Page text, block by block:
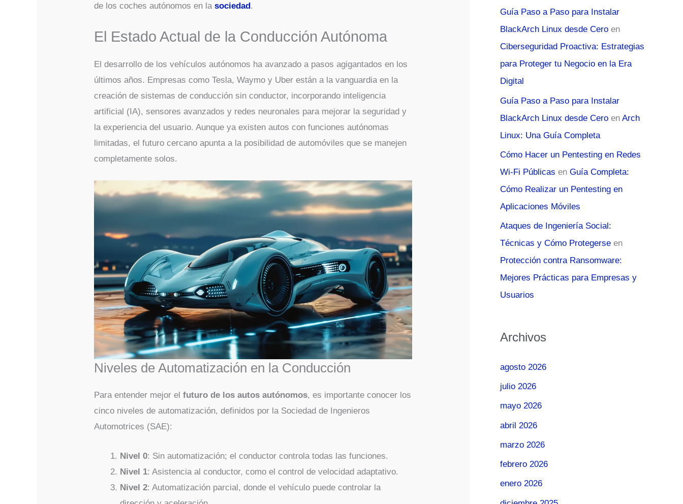
de los coches autónomos en lasociedad.
El Estado Actual de la Conducción Autónoma
El desarrollo de los vehículos autónomos ha avanzado a pasos agigantados en los
últimos años. Empresas como Tesla, Waymo y Uber están a la vanguardia en la
creación de sistemas de conducción sin conductor, incorporando inteligencia
artificial (IA), sensores avanzados y redes neuronales para mejorar la seguridad y
la experiencia del usuario. Aunque ya existen autos con funciones autónomas
limitadas, el futuro cercano apunta a la posibilidad de automóviles que se manejen
completamente solos.
Niveles de Automatización en la Conducción
Para entender mejor elfuturo de los autos autónomos, es importante conocer los
cinco niveles de automatización, definidos por la Sociedad de Ingenieros
Automotrices (SAE):
Nivel 0: Sin automatización; el conductor controla todas las funciones.
Nivel 1: Asistencia al conductor, como el control de velocidad adaptativo.
Nivel 2: Automatización parcial, donde el vehículo puede controlar la
Guía Paso a Paso para Instalar
BlackArch Linux desde Cero en
Ciberseguridad Proactiva: Estrategias
para Proteger tu Negocio en la Era
Digital
Guía Paso a Paso para Instalar
BlackArch Linux desde Cero en Arch
Linux: Una Guía Completa
Cómo Hacer un Pentesting en Redes
Wi-Fi Públicas en Guía Completa:
Cómo Realizar un Pentesting en
Aplicaciones Móviles
Ataques de Ingeniería Social:
Técnicas y Cómo Protegerse en
Protección contra Ransomware:
Mejores Prácticas para Empresas y
Usuarios
Archivos
agosto 2026
julio 2026
mayo 2026
abril 2026
marzo 2026
febrero 2026
enero 2026